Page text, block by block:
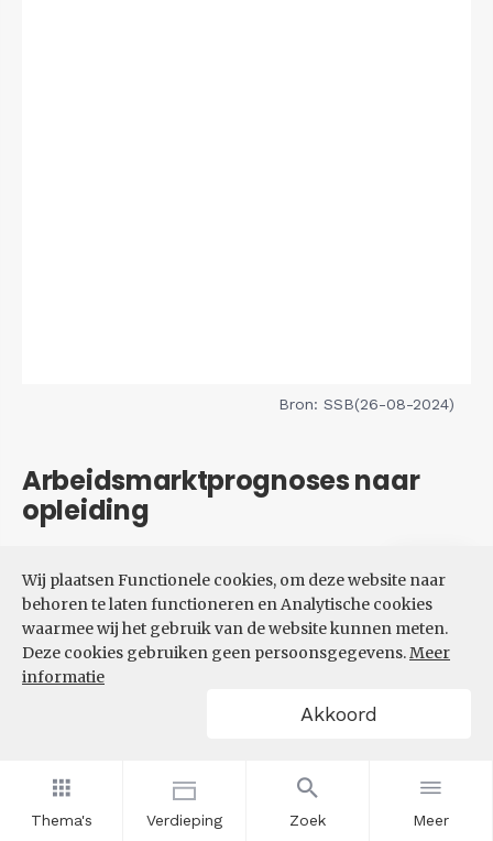
Thema's Verdieping Zoek Meer
Wij plaatsen Functionele cookies, om deze website naar
behoren te laten functioneren en Analytische cookies
waarmee wij het gebruik van de website kunnen meten.
Deze cookies gebruiken geen persoonsgegevens.Meer
informatie
Akkoord
Bron: SSB(26-08-2024)
Arbeidsmarktprognoses naar
opleiding
VERWACHTE UITBREIDINGS-
EN VERVANGINGSVRAAG NAAR
OPLEIDINGSNIVEAU
Filters